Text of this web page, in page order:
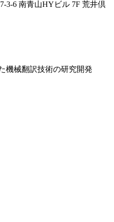
3-6 南青山HYビル 7F 荒井倶
機械翻訳技術の研究開発